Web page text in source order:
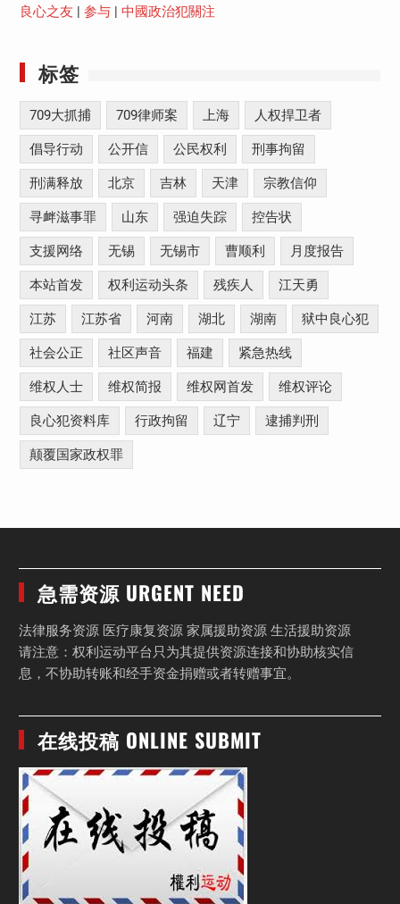
良心之友
参与| 中國政治犯關注
标签
709大抓捕 709律师案 上海 人权捍卫者
倡导行动 公开信 公民权利 刑事拘留
刑满释放 北京 吉林 天津 宗教信仰
寻衅滋事罪 山东 强迫失踪 控告状
支援网络 无锡 无锡市 曹顺利 月度报告
本站首发 权利运动头条 残疾人 江天勇
江苏 江苏省 河南 湖北 湖南 狱中良心犯
社会公正 社区声音 福建 紧急热线
维权人士 维权简报 维权网首发 维权评论
良心犯资料库 行政拘留 辽宁 逮捕判刑
颠覆国家政权罪
急需资源 URGENT NEED
法律服务资源 医疗康复资源 家属援助资源 生活援助资源
请注意：权利运动平台只为其提供资源连接和协助核实信
息，不协助转账和经手资金捐赠或者转赠事宜。
在线投稿 ONLINE SUBMIT